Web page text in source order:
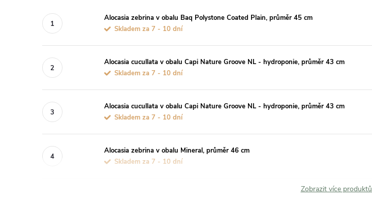
Alocasia zebrina v obalu Baq Polystone Coated Plain, průměr 45 cm
Skladem za 7 - 10 dní
Alocasia cucullata v obalu Capi Nature Groove NL - hydroponie, průměr 43 cm
Skladem za 7 - 10 dní
Alocasia cucullata v obalu Capi Nature Groove NL - hydroponie, průměr 43 cm
Skladem za 7 - 10 dní
Alocasia zebrina v obalu Mineral, průměr 46 cm
Skladem za 7 - 10 dní
Zobrazit více produktů